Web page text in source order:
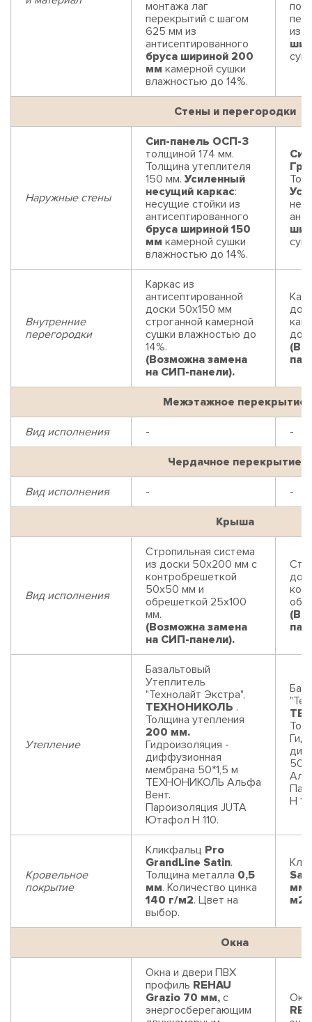
монтажа лаг
перекрытий с шагом
625 мм из
антисептированного
бруса шириной 200
мм камерной сушки
влажностью до 14%.
из
Стены и перегородки
Наружные стены
Сип-панель ОСП-3
толщиной 174 мм.
Толщина утеплителя
150 мм. Усиленный
несущий каркас:
несущие стойки из
антисептированного
бруса шириной 150
мм камерной сушки
влажностью до 14%.
Внутренние
перегородки
Каркас из
антисептированной
доски 50х150 мм
строганной камерной
сушки влажностью до
14%.
(Возможна замена
на СИП-панели).
до
Межэтажное перекрытие
Вид исполнения - -
Чердачное перекрытие
Вид исполнения - -
Крыша
Вид исполнения
Стропильная система
из доски 50х200 мм с
контробрешеткой
50х50 мм и
обрешеткой 25х100
мм.
(Возможна замена
на СИП-панели).
Утепление
Базальтовый
Утеплитель
"Технолайт Экстра",
ТЕХНОНИКОЛЬ .
Толщина утепления
200 мм.
Гидроизоляция -
диффузионная
мембрана 50*1,5 м
ТЕХНОНИКОЛЬ Альфа
Вент.
Пароизоляция JUTA
Ютафол Н 110.
Н
Кровельное
покрытие
Кликфальц Pro
GrandLine Satin.
Толщина металла 0,5
мм. Количество цинка
140 г/м2. Цвет на
выбор.
мм
м2
Окна
Окна и двери ПВХ
профиль REHAU
Grazio 70 мм, с
энергосберегающим